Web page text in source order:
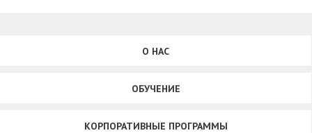
О НАС
ОБУЧЕНИЕ
КОРПОРАТИВНЫЕ ПРОГРАММЫ